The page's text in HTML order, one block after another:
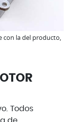
Todos
con la del producto,